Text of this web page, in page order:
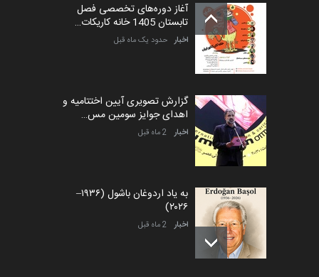
آغاز دوره‌های تخصصی فصل
تابستان 1405 خانه کاریکات…
اخبار حدود یک ماه قبل
گزارش تصویری آیین اختتامیه و
اهدای جوایز سومین مس…
اخبار 2 ماه قبل
به یاد اردوغان باشول (۱۹۳۶–
۲۰۲۶)
اخبار 2 ماه قبل